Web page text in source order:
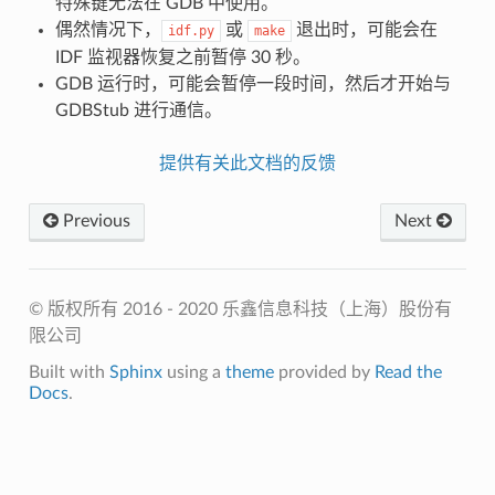
偶然情况下，
idf.py 或 make
退出时，可能会在
IDF 监视器恢复之前暂停 30 秒。
GDB 运行时，可能会暂停一段时间，然后才开始与
GDBStub 进行通信。
提供有关此文档的反馈
Next
Previous
© 版权所有 2016 - 2020 乐鑫信息科技（上海）股份有
限公司
Built with Sphinxusing a themeprovided by Read the
Docs.